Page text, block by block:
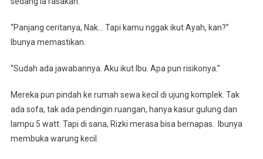
“Panjang ceritanya, Nak… Tapi kamu nggak ikut Ayah, kan?”
Ibunya memastikan.
“Sudah ada jawabannya. Aku ikut Ibu. Apa pun risikonya.”
Mereka pun pindah ke rumah sewa kecil di ujung komplek. Tak
ada sofa, tak ada pendingin ruangan, hanya kasur gulung dan
lampu 5 watt. Tapi di sana, Rizki merasa bisa bernapas. Ibunya
membuka warung kecil.